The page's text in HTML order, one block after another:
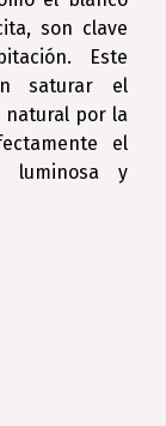
son clave
Este
saturar el
natural por la
el
luminosa y